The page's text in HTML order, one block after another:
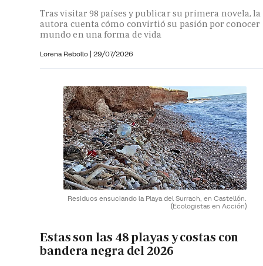
Tras visitar 98 países y publicar su primera novela, la
autora cuenta cómo convirtió su pasión por conocer
mundo en una forma de vida
Lorena Rebollo | 29/07/2026
Residuos ensuciando la Playa del Surrach, en Castellón.
(Ecologistas en Acción)
Estas son las 48 playas y costas con
bandera negra del 2026